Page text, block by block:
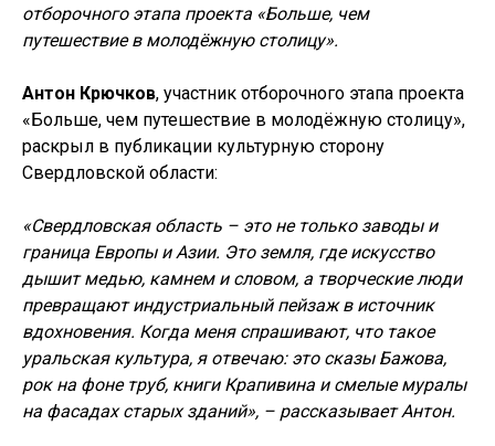
отборочного этапа проекта «Больше, чем
путешествие в молодёжную столицу».
Антон Крючков, участник отборочного этапа проекта
«Больше, чем путешествие в молодёжную столицу»,
раскрыл в публикации культурную сторону
Свердловской области:
«Свердловская область – это не только заводы и
граница Европы и Азии. Это земля, где искусство
дышит медью, камнем и словом, а творческие люди
превращают индустриальный пейзаж в источник
вдохновения. Когда меня спрашивают, что такое
уральская культура, я отвечаю: это сказы Бажова,
рок на фоне труб, книги Крапивина и смелые муралы
на фасадах старых зданий», – рассказывает Антон.